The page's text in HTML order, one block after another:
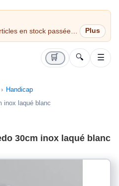
en stock passées
jour même (jours
🛒 🔍 ☰
Handicap
inox laqué blanc
30cm inox laqué blanc